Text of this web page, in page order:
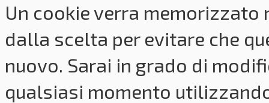
Un cookie verra
dalla scelta per evitare che
nuovo. Sarai in grado di
qualsiasi momento